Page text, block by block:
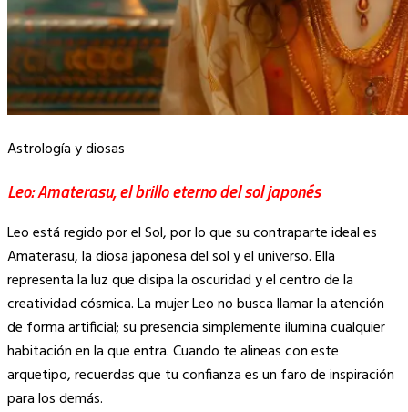
Astrología y diosas
Leo: Amaterasu, el brillo eterno del sol japonés
Leo está regido por el Sol, por lo que su contraparte ideal es
Amaterasu, la diosa japonesa del sol y el universo. Ella
representa la luz que disipa la oscuridad y el centro de la
creatividad cósmica. La mujer Leo no busca llamar la atención
de forma artificial; su presencia simplemente ilumina cualquier
habitación en la que entra. Cuando te alineas con este
arquetipo, recuerdas que tu confianza es un faro de inspiración
para los demás.